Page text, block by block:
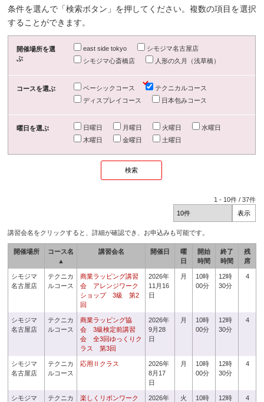
条件を選んで「検索ボタン」を押してください。複数の項目を選択
することができます。
開催場所を選
ぶ
east side tokyo
シモジマ名古屋店
シモジマ心斎橋店
人形の久月（浅草橋）
コースを選ぶ ベーシックコース
テクニカルコース
ディスプレイコース
日本包みコース
曜日を選ぶ 日曜日 月曜日 火曜日
水曜日
木曜日
金曜日 土曜日
1 - 10件 /37件
講習会名をクリックすると、詳細が確認でき、お申込みも可能です。
開催場所
コース名
▲
講習会名 開催日
曜
日
開始
時間
終了
時間
残
席
シモジマ
名古屋店
テクニカ
ルコース
商業ラッピング講習
会 アレンジワーク
ショップ 3級 第2
回
2026年
11月16
日
月
10時
00分
12時
30分
4
シモジマ
名古屋店
テクニカ
ルコース
商業ラッピング協
会 3級検定前講習
会 全3回ゆっくりク
ラス 第3回
2026年
9月28
日
月
10時
00分
12時
30分
4
シモジマ
名古屋店
テクニカ
ルコース
応用Ⅱクラス
2026年
8月17
日
月
10時
00分
12時
30分
4
シモジマ
テクニカ
楽しくリボンワーク
2026年
火
10時
12時
4